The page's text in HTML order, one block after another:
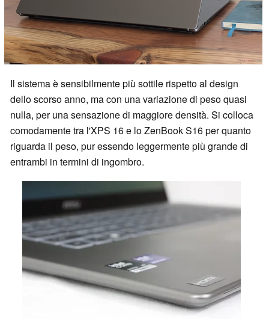
Il sistema è sensibilmente più sottile rispetto al design
dello scorso anno, ma con una variazione di peso quasi
nulla, per una sensazione di maggiore densità. Si colloca
comodamente tra l'XPS 16 e lo ZenBook S16 per quanto
riguarda il peso, pur essendo leggermente più grande di
entrambi in termini di ingombro.